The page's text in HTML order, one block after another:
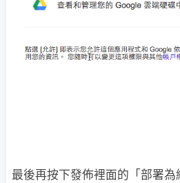
最後再按下發佈裡面的「部署為